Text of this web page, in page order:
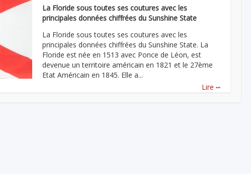
La Floride sous toutes ses coutures avec les
principales données chiffrées du Sunshine State
La Floride sous toutes ses coutures avec les
principales données chiffrées du Sunshine State. La
Floride est née en 1513 avec Ponce de Léon, est
devenue un territoire américain en 1821 et le 27ème
Etat Américain en 1845. Elle a...
Lire ...